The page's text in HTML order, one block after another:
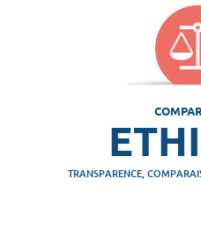
TRANSPARENCE,